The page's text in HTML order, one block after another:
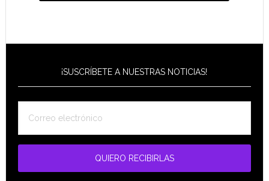
¡SUSCRÍBETE A NUESTRAS NOTICIAS!